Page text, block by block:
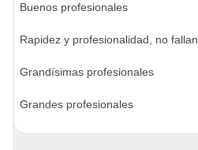
Buenos profesionales
Rapidez y profesionalidad, no fallan.
Grandísimas profesionales
Grandes profesionales